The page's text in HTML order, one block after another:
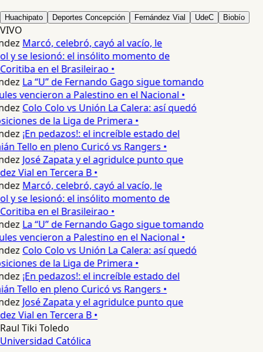
Huachipato Deportes Concepción Fernández Vial UdeC Biobío
VIVO
Marcó, celebró, cayó al vacío, le
y se lesionó: el insólito momento de
en el Brasileirao •
La “U” de Fernando Gago sigue tomando
vencieron a Palestino en el Nacional •
Colo Colo vs Unión La Calera: así quedó
de la Liga de Primera •
¡En pedazos!: el increíble estado del
Tello en pleno Curicó vs Rangers •
José Zapata y el agridulce punto que
Vial en Tercera B •
Marcó, celebró, cayó al vacío, le
y se lesionó: el insólito momento de
en el Brasileirao •
La “U” de Fernando Gago sigue tomando
vencieron a Palestino en el Nacional •
Colo Colo vs Unión La Calera: así quedó
de la Liga de Primera •
¡En pedazos!: el increíble estado del
Tello en pleno Curicó vs Rangers •
José Zapata y el agridulce punto que
Vial en Tercera B •
Raul Tiki Toledo
Universidad Católica